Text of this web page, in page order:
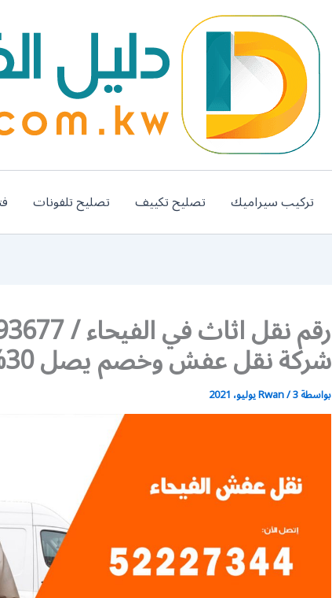
تركيب سيراميك تصليح تكييف تصليح تلفونات
شركة نقل عفش وخصم يصل 30%
بواسطة Rwan/3 يوليو، 2021